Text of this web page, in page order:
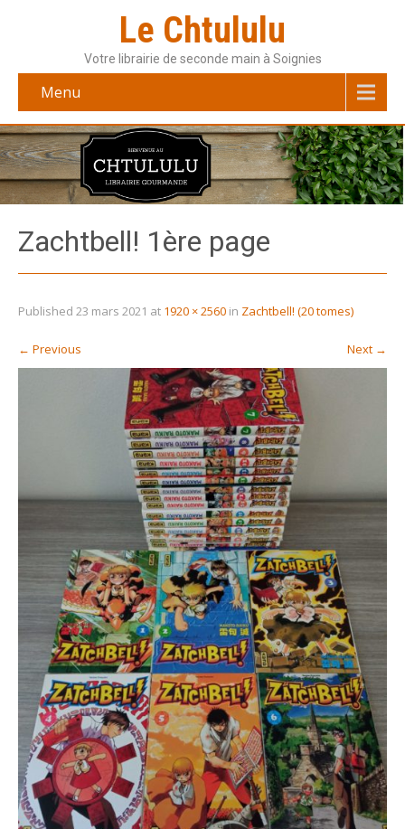
Le Chtululu
Votre librairie de seconde main à Soignies
Menu
Zachtbell! 1ère page
Published 23 mars 2021 at 1920 × 2560 in Zachtbell! (20 tomes)
← Previous Next →